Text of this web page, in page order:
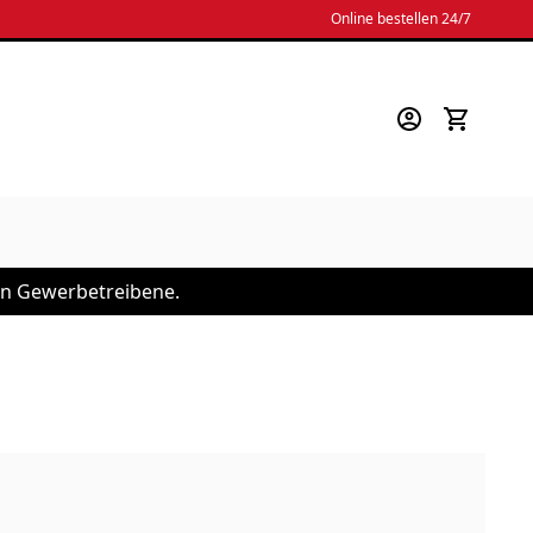
Online bestellen 24/7
Gewerbetreibene.